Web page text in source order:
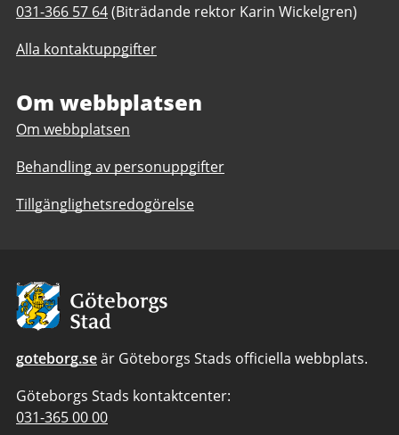
till
Donsöskolan
F-
Telefonnummer
Donsöskolan
6
031-366 57 64(Biträdande rektor Karin Wickelgren)
Alla kontaktuppgifter
Om webbplatsen
Om webbplatsen
Behandling av personuppgifter
Tillgänglighetsredogörelse
Avsändare:
Göteborgs
Stad
goteborg.seär Göteborgs Stads officiella webbplats.
Göteborgs Stads kontaktcenter:
Telefonnummer
031-365 00 00